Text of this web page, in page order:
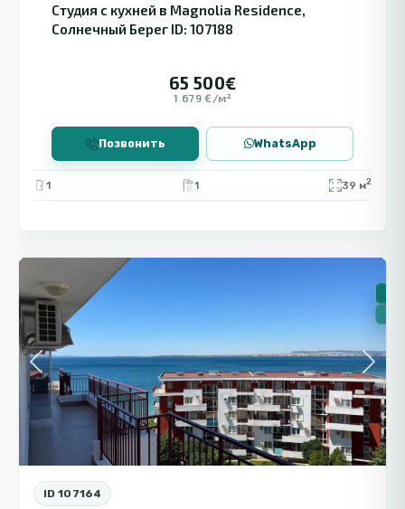
Студия с кухней в Magnolia Residence,
Солнечный Берег ID: 107188
65 500€
1 679 €/м²
Позвонить WhatsApp
1 1 39 м2
Previous Next
ID 107164